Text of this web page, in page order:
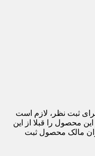
ثبت نظر، لازم است
محصول را قبلا از این
مالک محصول ثبت